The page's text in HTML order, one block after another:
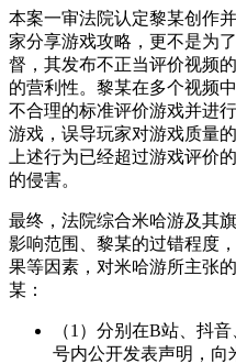
本案一审法院认定黎某创作
家分享游戏攻略，更不是为
督，其发布不正当评价视频
的营利性。黎某在多个视频
不合理的标准评价游戏并进
游戏，误导玩家对游戏质量
上述行为已经超过游戏评价
的侵害。
最终，法院综合米哈游及其
影响范围、黎某的过错程度
果等因素，对米哈游所主张
某：
（1）分别在B站、抖
号内公开发表声明，向